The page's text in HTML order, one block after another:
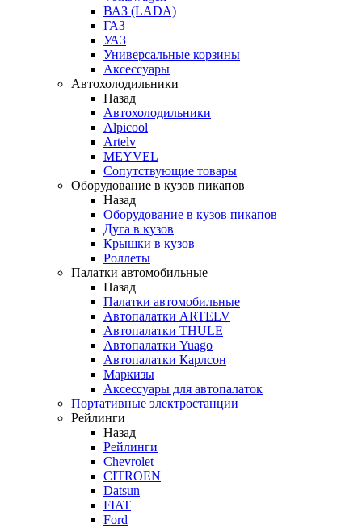
ВАЗ (LADA)
ГАЗ
УАЗ
Универсальные корзины
Аксессуары
Автохолодильники
Назад
Автохолодильники
Alpicool
Artelv
MEYVEL
Сопутствующие товары
Оборудование в кузов пикапов
Назад
Оборудование в кузов пикапов
Дуга в кузов
Крышки в кузов
Роллеты
Палатки автомобильные
Назад
Палатки автомобильные
Автопалатки ARTELV
Автопалатки THULE
Автопалатки Yuago
Автопалатки Карлсон
Маркизы
Аксессуары для автопалаток
Портативные электростанции
Рейлинги
Назад
Рейлинги
Chevrolet
CITROEN
Datsun
FIAT
Ford